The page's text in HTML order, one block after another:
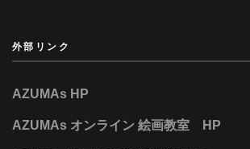
外部リンク
AZUMAs HP
AZUMAs オンライン 絵画教室 HP